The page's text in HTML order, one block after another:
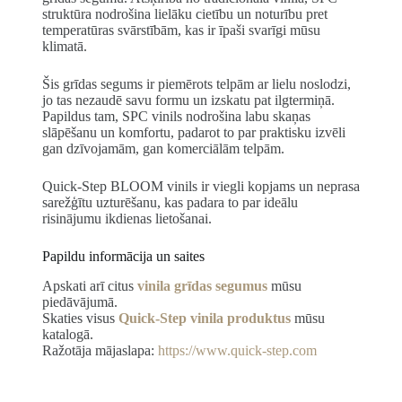
struktūra nodrošina lielāku cietību un noturību pret
temperatūras svārstībām, kas ir īpaši svarīgi mūsu
klimatā.
Šis grīdas segums ir piemērots telpām ar lielu noslodzi,
jo tas nezaudē savu formu un izskatu pat ilgtermiņā.
Papildus tam, SPC vinils nodrošina labu skaņas
slāpēšanu un komfortu, padarot to par praktisku izvēli
gan dzīvojamām, gan komerciālām telpām.
Quick-Step BLOOM vinils ir viegli kopjams un neprasa
sarežģītu uzturēšanu, kas padara to par ideālu
risinājumu ikdienas lietošanai.
Papildu informācija un saites
Apskati arī citus vinila grīdas segumusmūsu
piedāvājumā.
Skaties visus Quick-Step vinila produktusmūsu
katalogā.
Ražotāja mājaslapa: https://www.quick-step.com